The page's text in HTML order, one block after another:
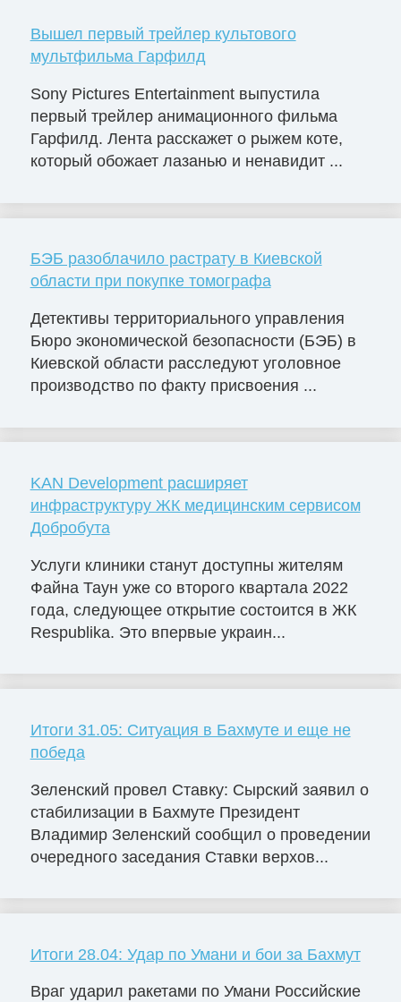
Вышел первый трейлер культового
мультфильма Гарфилд
Sony Pictures Entertainment выпустила
первый трейлер анимационного фильма
Гарфилд. Лента расскажет о рыжем коте,
который обожает лазанью и ненавидит ...
БЭБ разоблачило растрату в Киевской
области при покупке томографа
Детективы территориального управления
Бюро экономической безопасности (БЭБ) в
Киевской области расследуют уголовное
производство по факту присвоения ...
KAN Development расширяет
инфраструктуру ЖК медицинским сервисом
Добробута
Услуги клиники станут доступны жителям
Файна Таун уже со второго квартала 2022
года, следующее открытие состоится в ЖК
Respublika. Это впервые украин...
Итоги 31.05: Ситуация в Бахмуте и еще не
победа
Зеленский провел Ставку: Сырский заявил о
стабилизации в Бахмуте Президент
Владимир Зеленский сообщил о проведении
очередного заседания Ставки верхов...
Итоги 28.04: Удар по Умани и бои за Бахмут
Враг ударил ракетами по Умани Российские